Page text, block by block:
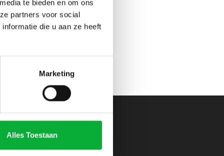
te bieden en om ons
partners voor social
die u aan ze heeft
Marketing
Alles Toestaan